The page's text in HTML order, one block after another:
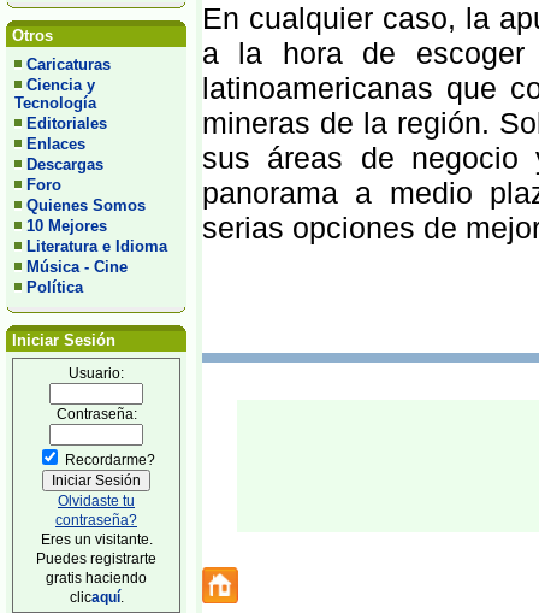
Otros
Caricaturas
Ciencia y
Tecnología
Editoriales
Enlaces
Descargas
Foro
Quienes Somos
10 Mejores
Literatura e Idioma
Música - Cine
Política
Iniciar Sesión
Usuario:
Contraseña:
Recordarme?
Olvidaste tu
contraseña?
Eres un visitante.
Puedes registrarte
gratis haciendo
clicaquí.
En cualquier caso, la
a la hora de escoger
latinoamericanas que
mineras de la región.
sus áreas de
panorama a medio
serias opciones de